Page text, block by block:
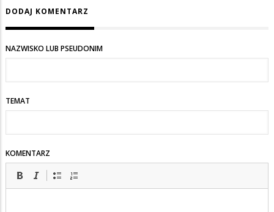
DODAJ KOMENTARZ
NAZWISKO LUB PSEUDONIM
TEMAT
KOMENTARZ